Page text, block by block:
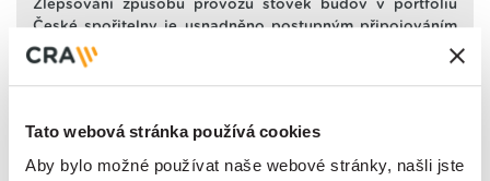
Tato webová stránka používá cookies
Aby bylo možné používat naše webové stránky, našli jste
Zlepšování způsobu provozu stovek budov v portfoliu
České spořitelny je usnadněno postupným připojováním
jednotlivých poboček do centrálního cloudového SCADA
systému Mervis. Z míst a technologií, které nejsou z
bezdrátových IoT čidel.